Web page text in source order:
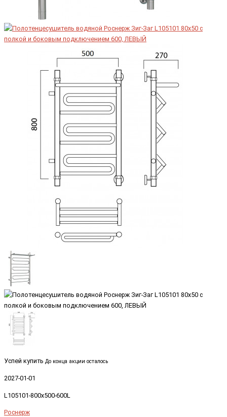
Успей купить До конца акции осталось
2027-01-01
L105101-800x500-600L
Роснерж